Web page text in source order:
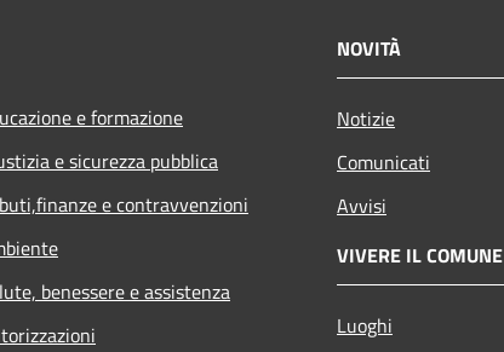
e formazione
e sicurezza pubblica
e contravvenzioni
benessere e assistenza
NOVITÀ
Notizie
Comunicati
Avvisi
VIVERE IL COMUNE
Luoghi